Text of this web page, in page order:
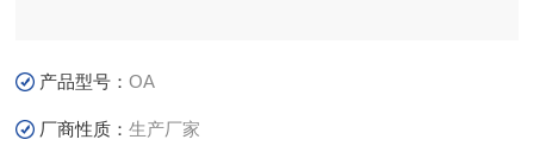
产品型号：OA
厂商性质：生产厂家